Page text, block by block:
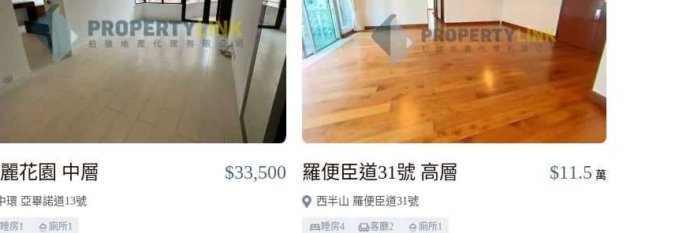
花園 中層 $33,500
環 亞畢諾道13號
睡房1 廁所1
羅便臣道31號 高層 $11.5 萬
西半山 羅便臣道31號
睡房4 客廳2 廁所1